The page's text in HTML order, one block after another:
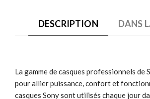
DESCRIPTION DANS
La gamme de casques professionnels de
pour allier puissance, confort et
casques Sony sont utilisés chaque jour